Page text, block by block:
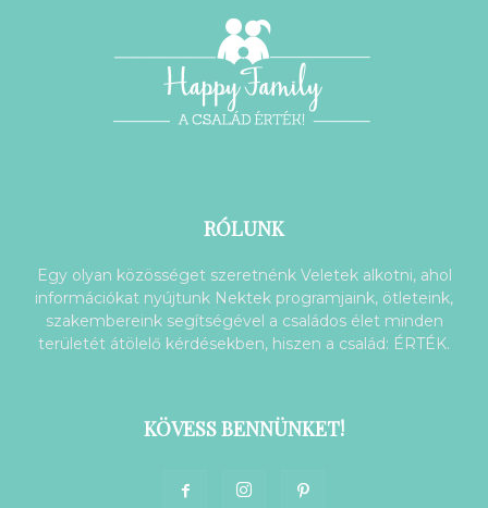
RÓLUNK
Egy olyan közösséget szeretnénk Veletek alkotni, ahol
információkat nyújtunk Nektek programjaink, ötleteink,
szakembereink segítségével a családos élet minden
területét átölelő kérdésekben, hiszen a család: ÉRTÉK.
KÖVESS BENNÜNKET!